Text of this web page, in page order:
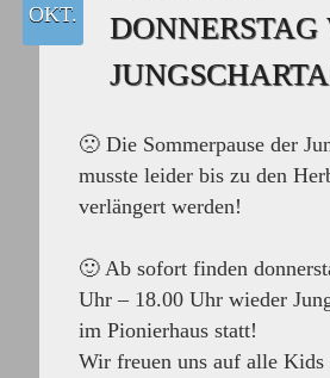
OKT.
DONNERSTAG
🙁Die Sommerpause der
musste leider bis zu den
verlängert werden!
🙂Ab sofort finden
Uhr – 18.00 Uhr wieder
im Pionierhaus statt!
Wir freuen uns auf alle